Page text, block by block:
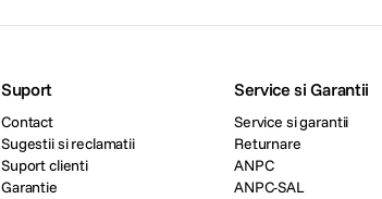
Suport
Contact
Sugestii si reclamatii
Suport clienti
Garantie
Service si Garantii
Service si garantii
Returnare
ANPC
ANPC-SAL